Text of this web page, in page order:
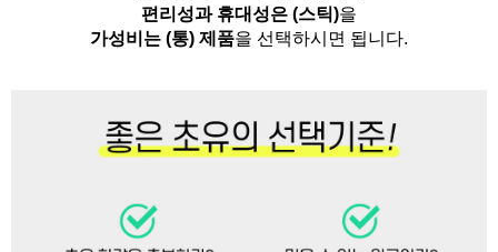
편리성과 휴대성은 (스틱)을
가성비는 (통) 제품을 선택하시면 됩니다.